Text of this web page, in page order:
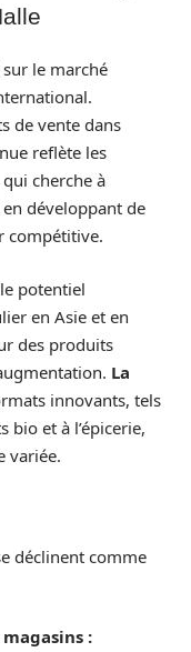
sur le marché
de vente dans
reflète les
qui cherche à
développant de
compétitive.
potentiel
en Asie et en
des produits
La
innovants, tels
bio et à l’épicerie,
variée.
déclinent comme
: